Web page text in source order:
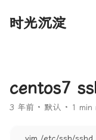
时光沉淀
centos7
3 年前 默认 1 min